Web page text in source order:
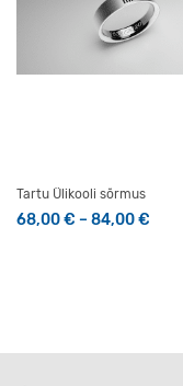
Tartu Ülikooli sõrmus
68,00€ – 84,00€